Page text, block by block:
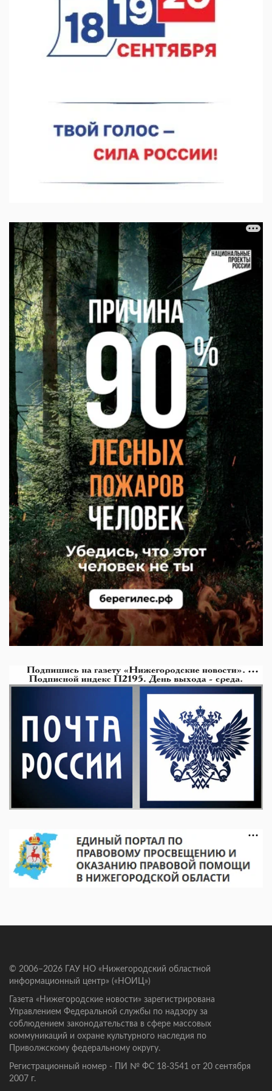
В автобусах Арзамаса устанавливают терминалы оплаты
07.08.2026 11:03
© 2006–2026 ГАУ НО «Нижегородский областной
информационный центр» («НОИЦ»)
Газета «Нижегородские новости» зарегистрирована
Управлением Федеральной службы по надзору за
соблюдением законодательства в сфере массовых
коммуникаций и охране культурного наследия по
Приволжскому федеральному округу.
Регистрационный номер - ПИ № ФС 18-3541 от 20 сентября
2007 г.